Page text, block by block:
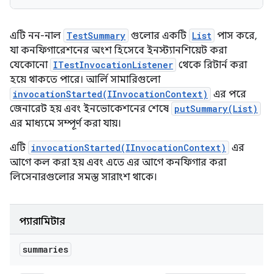
এটি নন-নাল TestSummary গুলোর একটি List পাস করে,
যা কনফিগারেশনের অংশ হিসেবে ইনস্ট্যানশিয়েট করা
যেকোনো ITestInvocationListener থেকে রিটার্ন করা
হয়ে থাকতে পারে। আর্লি সামারিগুলো
invocationStarted(IInvocationContext) এর পরে
জেনারেট হয় এবং ইনভোকেশনের শেষে putSummary(List)
এর মাধ্যমে সম্পূর্ণ করা যায়।
এটি invocationStarted(IInvocationContext) এর
আগে কল করা হয় এবং এতে এর আগে কনফিগার করা
লিসেনারগুলোর সমস্ত সারাংশ থাকে।
প্যারামিটার
summaries